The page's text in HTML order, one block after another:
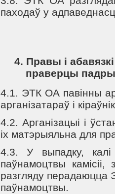
паходаў у
4. Правы i
праверцы
4.1. ЭТК ОА павiнны
арганiзатараў i
4.2. Арганiзацыi i
iх матэрыяльна для
4.3. У выпадку, калi
паўнамоцтвы камiсii,
разгляду перадаюцца
паўнамоцтвы.